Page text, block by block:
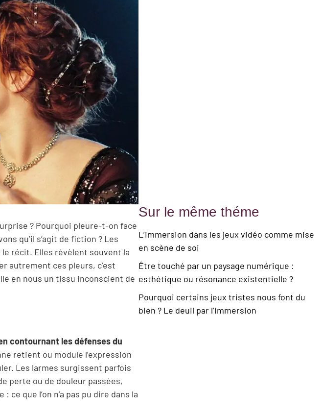
? Pourquoi pleure-t-on face
qu’il s’agit de fiction ? Les
récit. Elles révèlent souvent la
autrement ces pleurs, c’est
en nous un tissu inconscient de
contournant les défenses du
retient ou module l’expression
Les larmes surgissent parfois
perte ou de douleur passées,
que l’on n’a pas pu dire dans la
Sur le même théme
L’immersion dans les jeux vidéo comme mise
en scène de soi
Être touché par un paysage numérique :
esthétique ou résonance existentielle ?
Pourquoi certains jeux tristes nous font du
bien ? Le deuil par l’immersion